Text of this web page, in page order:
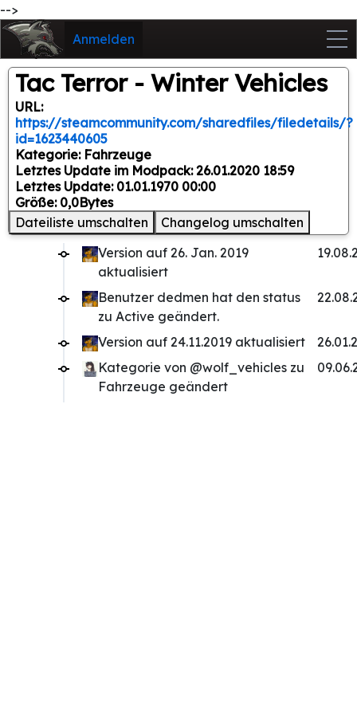
-->
Anmelden
Tac Terror - Winter Vehicles
URL:
https://steamcommunity.com/sharedfiles/filedetails/?
id=1623440605
Kategorie: Fahrzeuge
Letztes Update im Modpack: 26.01.2020 18:59
Letztes Update: 01.01.1970 00:00
Größe: 0,0Bytes
Dateiliste umschalten
Changelog umschalten
Version auf 26. Jan. 2019
aktualisiert
Benutzer dedmen hat den status
zu Active geändert.
Version auf 24.11.2019 aktualisiert
Kategorie von @wolf_vehicles zu
Fahrzeuge geändert